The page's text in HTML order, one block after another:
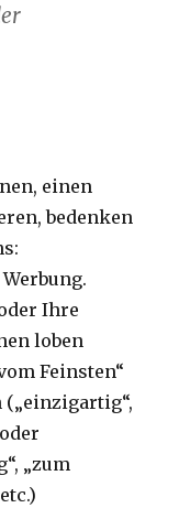
einen
bedenken
Ihre
loben
Feinsten“
„zum